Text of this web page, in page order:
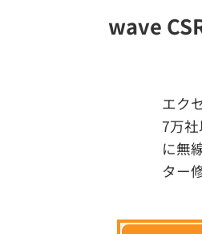
wave
エク
7万
に無
ター